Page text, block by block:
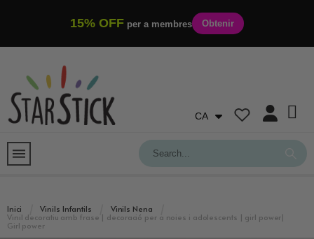
15% OFF per a membres Obtenir
CA
Inici Vinils Infantils
Vinils Nena
Vinil decoratiu amb frase | decoració per a noies i adolescents | girl power|
Girl power